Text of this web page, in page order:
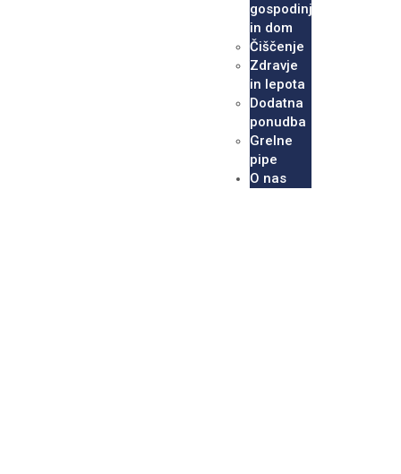
gospodinjstvo
in dom
Čiščenje
Zdravje
in lepota
Dodatna
ponudba
Grelne
pipe
O nas